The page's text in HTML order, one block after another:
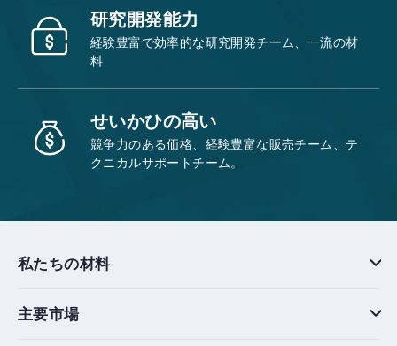
研究開発能力
経験豊富で効率的な研究開発チーム、一流の材
料
せいかひの高い
競争力のある価格、経験豊富な販売チーム、テ
クニカルサポートチーム。
私たちの材料
主要市場